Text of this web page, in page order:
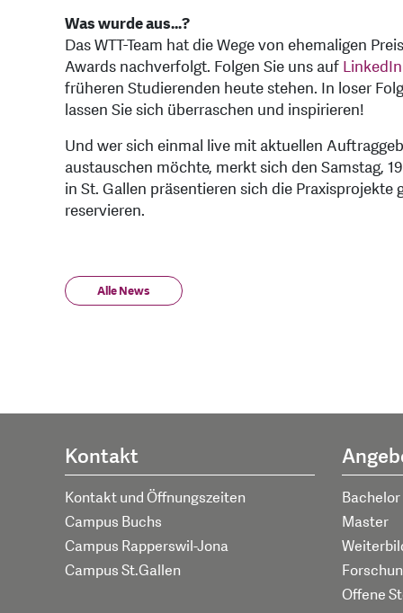
Was wurde aus…?
Das WTT-Team hat die Wege von ehemaligen
Awards nachverfolgt. Folgen Sie uns auf LinkedIn
früheren Studierenden heute stehen. In loser
lassen Sie sich überraschen und inspirieren!
Und wer sich einmal live mit aktuellen
austauschen möchte, merkt sich den Samstag,
in St. Gallen präsentieren sich die Praxisprojekte
reservieren.
Alle News
Kontakt
Kontakt und Öffnungszeiten
Campus Buchs
Campus Rapperswil-Jona
Campus St.Gallen
Bachelor
Master
Offene